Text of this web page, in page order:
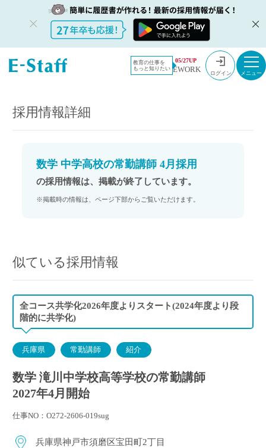
教育の仕事を
もっと知りたい
05/27UP
EWORK ログイン
教員採用情
報のイー・
採用情報
数学 中学高校の常勤講師 4月採用
採用情報詳細
数学 中学高校の常勤講師 4月採用
の採用情報は、掲載が終了しています。
※掲載時の情報は、ページ下部からご覧いただけます。
似ている採用情報
全コース共学化2026年度よりスタート(2024年度より段
階的に共学化)
兵庫県 常勤講師 紹介
数学 滝川中学校高等学校の常勤講師
2027年4月開始
仕事NO：O272-2606-019sug
兵庫県神戸市須磨区宝田町2丁目